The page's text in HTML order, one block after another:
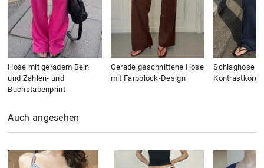
Hose mit geradem Bein
und Zahlen- und
Buchstabenprint
Gerade geschnittene Hose
mit Farbblock-Design
Schlaghose
Auch angesehen